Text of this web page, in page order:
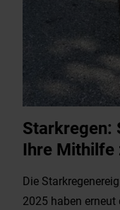
Starkregen:
Ihre Mithilfe
Die
2025 haben